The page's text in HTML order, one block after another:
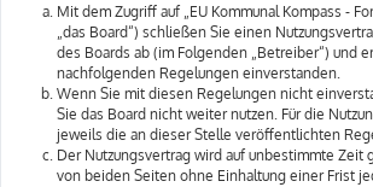
Mit dem Zugriff auf „EU Kommunal Kompass -
„das Board“) schließen Sie einen
des Boards ab (im Folgenden „Betreiber“) und
nachfolgenden Regelungen einverstanden.
Wenn Sie mit diesen Regelungen nicht
Sie das Board nicht weiter nutzen. Für die
jeweils die an dieser Stelle veröffentlichten
Der Nutzungsvertrag wird auf unbestimmte Zeit
von beiden Seiten ohne Einhaltung einer Frist